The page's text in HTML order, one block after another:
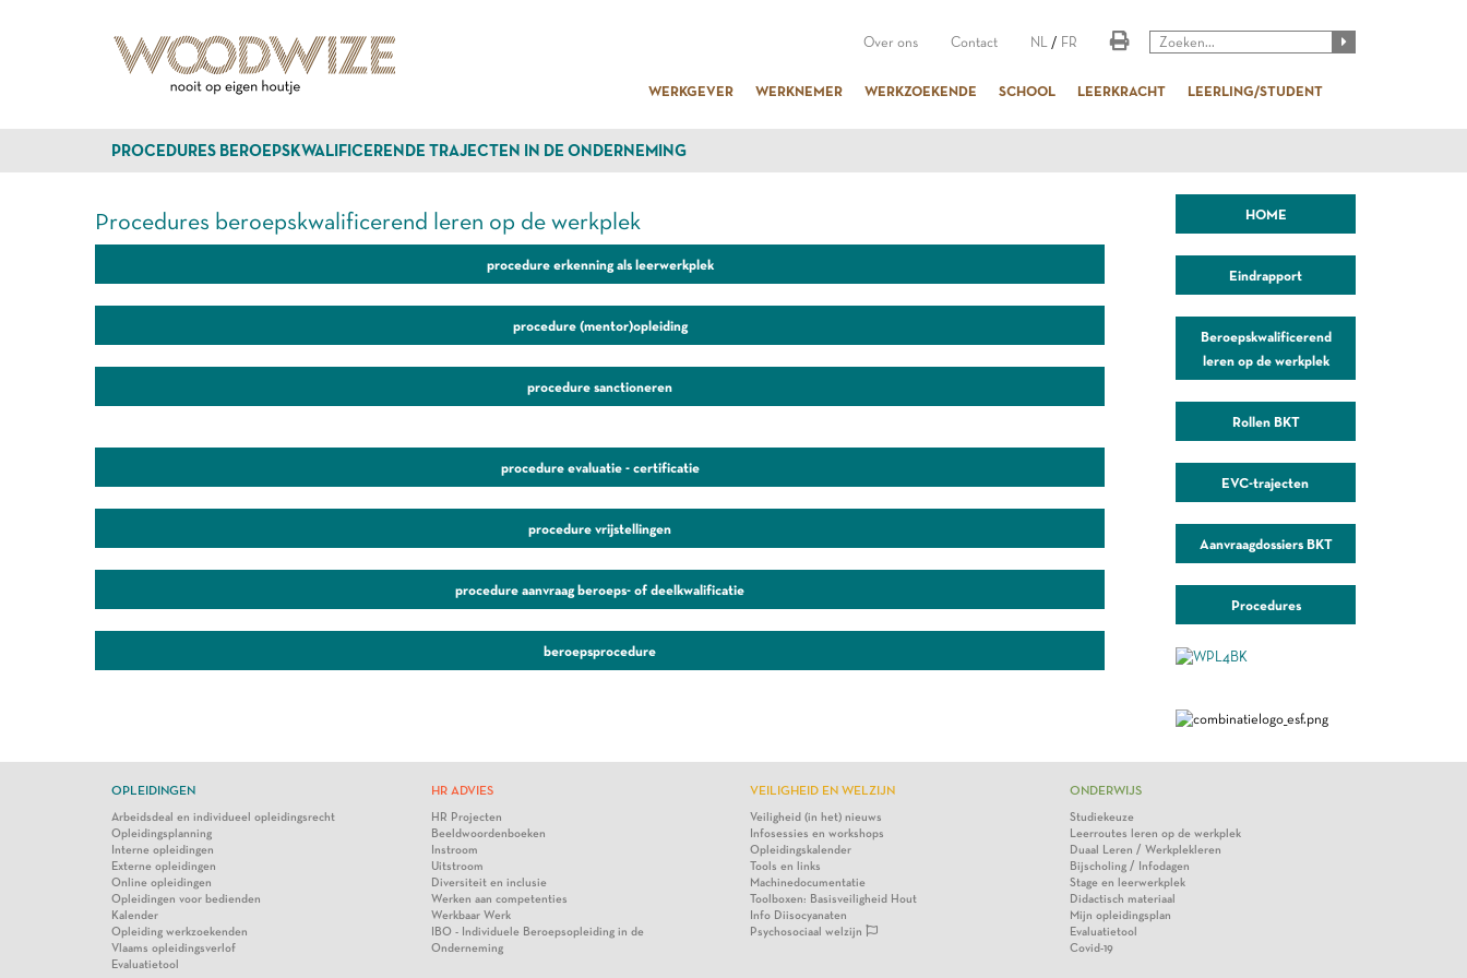
Over ons Contact NL / FR
WERKGEVER WERKNEMER WERKZOEKENDE SCHOOL LEERKRACHT LEERLING/STUDENT
PROCEDURES BEROEPSKWALIFICERENDE TRAJECTEN IN DE ONDERNEMING
Procedures beroepskwalificerend leren op de werkplek
procedure erkenning als leerwerkplek
procedure (mentor)opleiding
procedure sanctioneren
procedure evaluatie - certificatie
procedure vrijstellingen
procedure aanvraag beroeps- of deelkwalificatie
beroepsprocedure
HOME
Eindrapport
Beroepskwalificerend
leren op de werkplek
Rollen BKT
EVC-trajecten
Aanvraagdossiers BKT
Procedures
OPLEIDINGEN
Arbeidsdeal en individueel opleidingsrecht
Opleidingsplanning
Interne opleidingen
Externe opleidingen
Online opleidingen
Opleidingen voor bedienden
Kalender
Opleiding werkzoekenden
Vlaams opleidingsverlof
Evaluatietool
HR ADVIES
HR Projecten
Beeldwoordenboeken
Instroom
Uitstroom
Diversiteit en inclusie
Werken aan competenties
Werkbaar Werk
IBO - Individuele Beroepsopleiding in de
Onderneming
VEILIGHEID EN WELZIJN
Veiligheid (in het) nieuws
Infosessies en workshops
Opleidingskalender
Tools en links
Machinedocumentatie
Toolboxen: Basisveiligheid Hout
Info Diisocyanaten
Psychosociaal welzijn
ONDERWIJS
Studiekeuze
Leerroutes leren op de werkplek
Duaal Leren / Werkplekleren
Bijscholing / Infodagen
Stage en leerwerkplek
Didactisch materiaal
Mijn opleidingsplan
Evaluatietool
Covid-19